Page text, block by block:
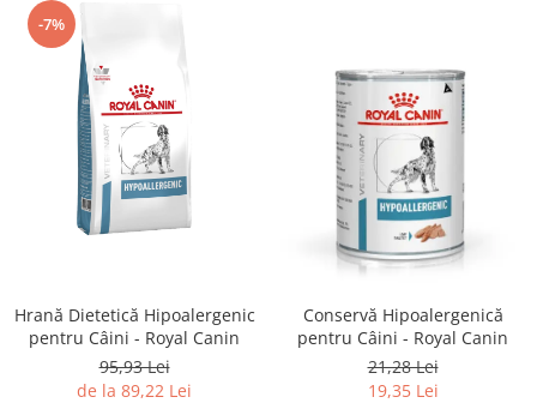
-7%
Hrană Dietetică Hipoalergenic
pentru Câini - Royal Canin
95,93 Lei
de la 89,22 Lei
Conservă Hipoalergenică
pentru Câini - Royal Canin
21,28 Lei
19,35 Lei